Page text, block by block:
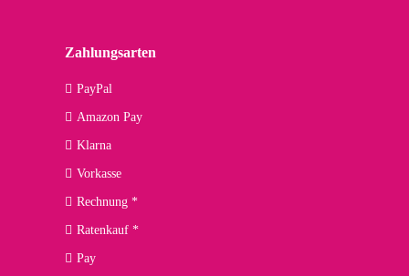
Zahlungsarten
PayPal
Amazon Pay
Klarna
Vorkasse
Rechnung *
Ratenkauf *
Pay